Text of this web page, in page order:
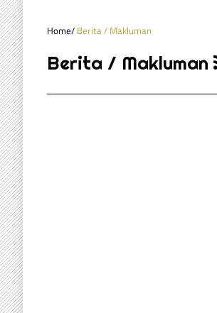
Home/ Berita / Makluman
Berita / Makluman